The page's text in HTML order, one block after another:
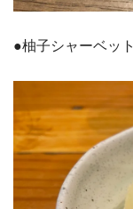
●柚子シャーベット